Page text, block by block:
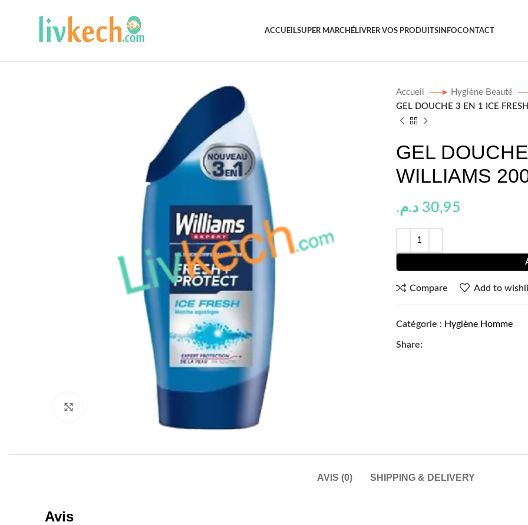
ACCUEILSUPER MARCHÉ LIVRER VOS PRODUITS INFOCONTACT
Accueil
Hygiène Beauté
GEL DOUCHE 3 EN 1 ICE
GEL
WILLIAMS
30,95 د.م.
Compare Add to
Catégorie : Hygiène Homme
Share:
AVIS (0) SHIPPING & DELIVERY
Avis